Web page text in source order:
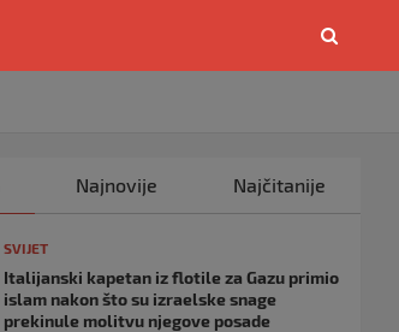
Najnovije Najčitanije
SVIJET
Italijanski kapetan iz flotile za Gazu primio
islam nakon što su izraelske snage
prekinule molitvu njegove posade